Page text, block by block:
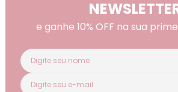
e ganhe 10% OFF na sua